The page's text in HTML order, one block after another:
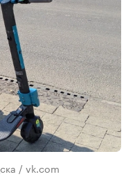
/ vk.com